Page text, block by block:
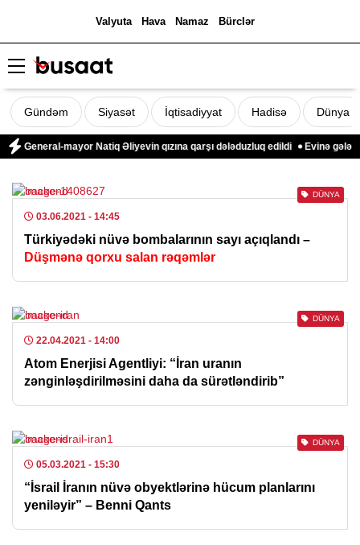
Valyuta Hava Namaz Bürclər
Gündəm Siyasət İqtisadiyyat Hadisə Dünya
General-mayor Natiq Əliyevin qızına qarşı dələduzluq edildi Evinə gələn
DÜNYA
03.06.2021 - 14:45
Türkiyədəki nüvə bombalarının sayı açıqlandı –
Düşmənə qorxu salan rəqəmlər
DÜNYA
22.04.2021 - 14:00
Atom Enerjisi Agentliyi: “İran uranın
zənginləşdirilməsini daha da sürətləndirib”
DÜNYA
05.03.2021 - 15:30
“İsrail İranın nüvə obyektlərinə hücum planlarını
yeniləyir” – Benni Qants